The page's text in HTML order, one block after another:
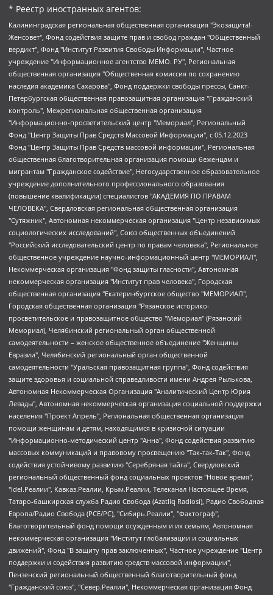
* Реестр иностранных агентов:
Калининградская региональная общественная организация "Экозащита!-Женсовет", Фонд содействия защите прав и свобод граждан "Общественный вердикт", Фонд "Институт Развития Свободы Информации", Частное учреждение "Информационное агентство МЕМО. РУ", Региональная общественная организация "Общественная комиссия по сохранению наследия академика Сахарова", Фонд поддержки свободы прессы, Санкт-Петербургская общественная правозащитная организация "Гражданский контроль", Межрегиональная общественная организация "Информационно-просветительский центр "Мемориал", Региональный Фонд "Центр Защиты Прав Средств Массовой Информации", с 05.12.2023 Фонд "Центр Защиты Прав Средств массовой информации", Региональная общественная благотворительная организация помощи беженцам и мигрантам "Гражданское содействие", Негосударственное образовательное учреждение дополнительного профессионального образования (повышение квалификации) специалистов "АКАДЕМИЯ ПО ПРАВАМ ЧЕЛОВЕКА", Свердловская региональная общественная организация "Сутяжник", Автономная некоммерческая организация "Центр независимых социологических исследований", Союз общественных объединений "Российский исследовательский центр по правам человека", Региональное общественное учреждение научно-информационный центр "МЕМОРИАЛ", Некоммерческая организация "Фонд защиты гласности", Автономная некоммерческая организация "Институт прав человека", Городская общественная организация "Екатеринбургское общество "МЕМОРИАЛ", Городская общественная организация "Рязанское историко-просветительское и правозащитное общество "Мемориал" (Рязанский Мемориал), Челябинский региональный орган общественной самодеятельности – женское общественное объединение "Женщины Евразии", Челябинский региональный орган общественной самодеятельности "Уральская правозащитная группа", Фонд содействия защите здоровья и социальной справедливости имени Андрея Рылькова, Автономная Некоммерческая Организация "Аналитический Центр Юрия Левады", Автономная некоммерческая организация социальной поддержки населения "Проект Апрель", Региональная общественная организация помощи женщинам и детям, находящимся в кризисной ситуации "Информационно-методический центр "Анна", Фонд содействия развитию массовых коммуникаций и правовому просвещению "Так-так-Так", Фонд содействия устойчивому развитию "Серебряная тайга", Свердловский региональный общественный фонд социальных проектов "Новое время", "Idel.Реалии", Кавказ.Реалии, Крым.Реалии, Телеканал Настоящее Время, Татаро-башкирская служба Радио Свобода (Azatliq Radiosi), Радио Свободная Европа/Радио Свобода (PCE/PC), "Сибирь.Реалии", "Фактограф", Благотворительный фонд помощи осужденным и их семьям, Автономная некоммерческая организация "Институт глобализации и социальных движений", Фонд "В защиту прав заключенных", Частное учреждение "Центр поддержки и содействия развитию средств массовой информации", Пензенский региональный общественный благотворительный фонд "Гражданский союз", "Север.Реалии", Некоммерческая организация Фонд "Правовая инициатива", Общество с ограниченной ответственностью "Радио Свободная Европа/Радио Свобода", Чешское информационное агентство "MEDIUM-ORIENT", Красноярская региональная общественная организация "Мы против СПИДа", Камалягин Денис Николаевич, Маркелов Сергей Евгеньевич, Пономарев Лев Александрович, Савицкая Людмила Алексеевна, Автономная некоммерческая организация "Центр по работе с проблемой насилия "НАСИЛИЮ.НЕТ", Межрегиональный профессиональный союз работников здравоохранения "Альянс врачей", Юридическое лицо, зарегистрированное в Латвийской Республике, SIA "Medusa Project" (регистрационный номер 40103797863, дата регистрации 10.06.2014), Некоммерческая организация "Фонд по борьбе с коррупцией", Автономная некоммерческая организация "Институт права и публичной политики", Баданин Роман Сергеевич, Гликин Максим Александрович, Железнова Мария Михайловна, Лукьянова Юлия Сергеевна, Маетная Елизавета Витальевна, Маняхин Петр Борисович, Чуракова Ольга Владимировна, Ярош Юлия Петровна, Юридическое лицо "The Insider SIA", зарегистрированное в Риге, Латвийская Республика (дата регистрации 26.06.2015), являющееся администратором доменного имени интернет-издания "The Insider SIA", https://theins.ru, Постернак Алексей Евгеньевич, Рубин Михаил Аркадьевич, Анин Роман Александрович, Юридическое лицо Istories fonds, зарегистрированное в Латвийской Республике (регистрационный номер 50008295751, дата регистрации 24.02.2020), Великовский Дмитрий Александрович, Долинина Ирина Николаевна, Мароховская Алеся Алексеевна, Шлейнов Роман Юрьевич, Шмагун Олеся Валентиновна, Общество с ограниченной ответственностью "Альтаир 2021", Общество с ограниченной ответственностью "Вега 2021", Общество с ограниченной ответственностью "Главный редактор 2021", Общество с ограниченной ответственностью "Ромашки монолит", Важенков Артем Валерьевич, Ивановская областная общественная организация "Центр гендерных исследований", Гурман Юрий Альбертович, Медиапроект "ОВД-Инфо", Егоров Владимир Владимирович, Жилинский Владимир Александрович, Общество с ограниченной ответственностью "ЗП", Иванова София Юрьевна, Карезина Инна Павловна, Кильтау Екатерина Викторовна, Петров Алексей Викторович, Пискунов Сергей Евгеньевич, Смирнов Сергей Сергеевич, Тихонов Михаил Сергеевич, Общество с ограниченной ответственностью "ЖУРНАЛИСТ-ИНОСТРАННЫЙ АГЕНТ", Арапова Галина Юрьевна, Вольтская Татьяна Анатольевна, Американская компания "Mason G.E.S. Anonymous Foundation" (США), являющаяся владельцем интернет-издания https://mnews.world/, Компания "Stichting Bellingcat", зарегистрированная в Нидерландах (дата регистрации 11.07.2018), Захаров Андрей Вячеславович, Клепиковская Екатерина Дмитриевна, Общество с ограниченной ответственностью "МЕМО", Перл Роман Александрович, Симонов Евгений Алексеевич, Соловьева Елена Анатольевна, Сотников Даниил Владимирович, Сурначева Елизавета Дмитриевна, Автономная некоммерческая организация по защите прав человека и информированию населения "Якутия – Наше Мнение", Общество с ограниченной ответственностью "Москоу диджитал медиа", с 26.01.2023 Общество с ограниченной ответственностью "Чайка Белые сады", Ветошкина Валерия Валерьевна, Заговора Максим Александрович, Межрегиональное общественное движение "Российская ЛГБТ - сеть", Оленичев Максим Владимирович, Павлов Иван Юрьевич, Скворцова Елена Сергеевна, Общество с ограниченной ответственностью "Как бы инагент", Кочетков Игорь Викторович, Общество с ограниченной ответственностью "Честные выборы", Еланчик Олег Александрович, Общество с ограниченной ответственностью "Нобелевский призыв", Гималова Регина Эмилевна, Григорьев Андрей Валерьевич, Григорьева Алина Александровна, Ассоциация по содействию защите прав призывников, альтернативнослужащих и военнослужащих "Правозащитная группа "Гражданин.Армия.Право", Хисамова Регина Фаритовна, Автономная некоммерческая организация по реализации социально-правовых программ "Лилит", Дальневосточное общественное движение "Маяк", Санкт-Петербургская ЛГБТ-инициативная группа "Выход", Инициативная группа ЛГБТ+ "Реверс", Алексеев Андрей Викторович, Бекбулатова Таисия Львовна, Беляев Иван Михайлович, Владыкина Елена Сергеевна, Гельман Марат Александрович, Никульшина Вероника Юрьевна, Толоконникова Надежда Андреевна, Шендерович Виктор Анатольевич, Общество с ограниченной ответственностью "Данное сообщение", Общество с ограниченной ответственностью Издательский дом "Новая глава", Айнбиндер Александра Александровна, Московский комьюнити-центр для ЛГБТ+инициатив, Благотворительный фонд развития филантропии, Deutsche Welle (Германия, Kurt-Schumacher-Strasse 3, 53113 Bonn), Борзунова Мария Михайловна, Воробьев Виктор Викторович, Голубева Анна Львовна, Константинова Алла Михайловна, Малкова Ирина Владимировна, Мурадов Мурад Абдулгалимович, Осетинская Елизавета Николаевна, Понасенков Евгений Николаевич, Ганапольский Матвей Юрьевич, Киселев Евгений Алексеевич, Борухович Ирина Григорьевна, Дремин Иван Тимофеевич, Дубровский Дмитрий Викторович, Красноярская региональная общественная организация поддержки и развития альтернативных образовательных технологий и межкультурных коммуникаций "ИНТЕРРА", Маяковская Екатерина Алексеевна, Фейгин Марк Захарович, Филимонов Андрей Викторович, Дзугкоева Регина Николаевна, Доброхотов Роман Александрович, Дудь Юрий Александрович, Елкин Сергей Владимирович, Кругликов Кирилл Игоревич, Сабунаева Мария Леонидовна, Семенов Алексей Владимирович, Шаинян Карен Багратович, Шульман Екатерина Михайловна, Асафьев Артур Валерьевич, Вахштайн Виктор Семенович, Венедиктов Алексей Алексеевич, Лушникова Екатерина Евгеньевна, Волков Леонид Михайлович, Невзоров Александр Глебович, Пархоменко Сергей Борисович, Сироткин Ярослав Николаевич, Кара-Мурза Владимир Владимирович, Баранова Наталья Владимировна, Гозман Леонид Яковлевич, Кагарлицкий Борис Юльевич, Климарев Михаил Валерьевич, Милов Владимир Станиславович, Автономная некоммерческая организация Краснодарский центр современного искусства "Типография", Моргенштерн Алишер Тагирович, Соболь Любовь Эдуардовна, Общество с ограниченной ответственностью "ЛИЗА НОРМ", Каспаров Гарри Кимович, Ходорковский Михаил Борисович, Общество с ограниченной ответственностью "Апрельские тезисы", Данилович Ирина Брониславовна, Кашин Олег Владимирович, Петров Николай Владимирович, Пивоваров Алексей Владимирович, Соколов Михаил Владимирович, Цветкова Юлия Владимировна, Чичваркин Евгений Александрович, Комитет против пыток/Команда против пыток, Общество с ограниченной ответственностью "Первый научный", Общество с ограниченной ответственностью "Вертолет и ко", Белоцерковская Вероника Борисовна, Кац Максим Евгеньевич, Лазарева Татьяна Юрьевна, Шаведдинов Руслан Табризович, Яшин Илья Валерьевич, Общество с ограниченной ответственностью "Иноагент ААВ", Алешковский Дмитрий Петрович, Альбац Евгения Марковна, Быков Дмитрий Львович, Галямина Юлия Евгеньевна, Лойко Сергей Леонидович, Мартынов Кирилл Константинович, Медведев Сергей Александрович, Крашенинников Федор Геннадиевич, Гордеева Катерина Вл